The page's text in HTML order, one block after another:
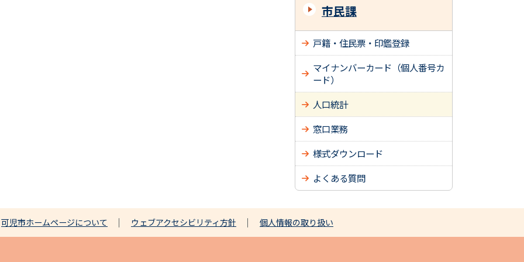
市民課
戸籍・住民票・印鑑登録
マイナンバーカード（個人番号カ
ード）
人口統計
窓口業務
様式ダウンロード
よくある質問
可児市ホームページについて ウェブアクセシビリティ方針 個人情報の取り扱い